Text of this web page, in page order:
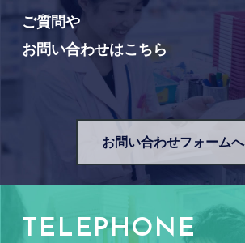
ご質問や
お問い合わせはこちら
お問い合わせフォームへ
TELEPHONE